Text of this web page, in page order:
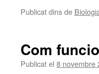
Publicat dins de
Com
Publicat el 8 novembre